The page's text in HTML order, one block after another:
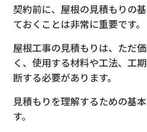
契約前に、屋根の見積もりの
ておくことは非常に重要です。
屋根工事の見積もりは、ただ
く、使用する材料や工法、工
断する必要があります。
見積もりを理解するための基
す。